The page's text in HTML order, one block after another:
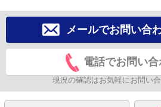
メールでお問い合
電話でお問い
現況の確認はお気軽にお問い合